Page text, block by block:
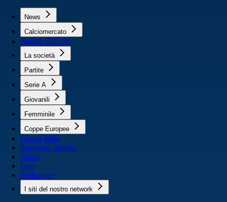
News
Calciomercato
Napoli 2025/26
La società
Partite
Serie A
Giovanili
Femminile
Coppe Europee
Coppa Italia
Rassegna Stampa
Video
Foto
Redazione
I siti del nostro network